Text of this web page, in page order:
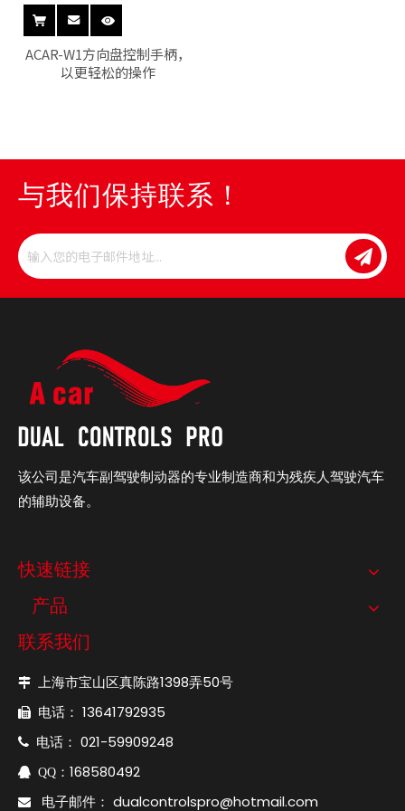
ACAR-W1方向盘控制手柄，
以更轻松的操作
与我们保持联系！
该公司是汽车副驾驶制动器的专业制造商和为残疾人驾驶汽车
的辅助设备。
快速链接
产品
联系我们
 上海市宝山区真陈路1398弄50号
 电话： 13641792935
 电话： 021-59909248
 QQ ：168580492
 电子邮件： dualcontrolspro@hotmail.com